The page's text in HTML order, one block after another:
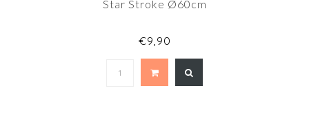
Star Stroke Ø60cm
€9,90